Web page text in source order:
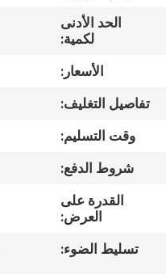
ضبط
الجودة
اتصل
أخبار
خريطة
الحد الأدنى
لكمية:
الأسعار:
تفاصيل التغليف:
وقت التسليم:
شروط الدفع:
القدرة على
العرض:
تسليط الضوء: